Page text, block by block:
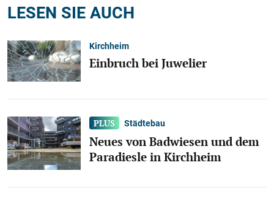
LESEN SIE AUCH
Kirchheim
Einbruch bei Juwelier
Städtebau
Neues von Badwiesen und dem
Paradiesle in Kirchheim